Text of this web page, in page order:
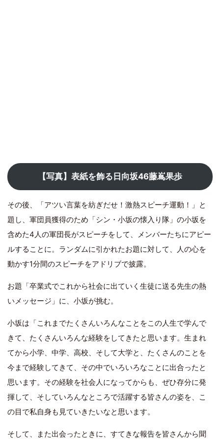
【写真】表紙を飾る日向坂46藤嶌果歩
その後、「アツい言葉を紡ぎだせ！激熱スピーチ運動！」と
題し、軍団員獲得のため「シン・小坂の懐入り隊」の小坂を
含めた4人の軍団長がスピーチをして、メンバーたちにアピー
ルすることに。ランダムに引かれたお題に対して、人の心を
動かす1分間のスピーチをアドリブで披露。
お題「卒業式でこれから社会に出ていく生徒に送る先生の熱
いメッセージ」に、小坂が挑む。
小坂は「これまでたくさんいろんなことをこの人生で学んで
きて、たくさんいろんな経験をしてきたと思います。生まれ
てから小学、中学、高校、そして大学と、たくさんのことを
今まで経験してきて、その中でいろいろなことに出合ったと
思います。その経験を社会人になってからも、ぜひ存分に発
揮して、そしていろんなところで活躍する皆さんの姿を、こ
の目で私自身も見ていきたいなと思います。
そして、また出会ったときに、すてきな報告を皆さんから聞